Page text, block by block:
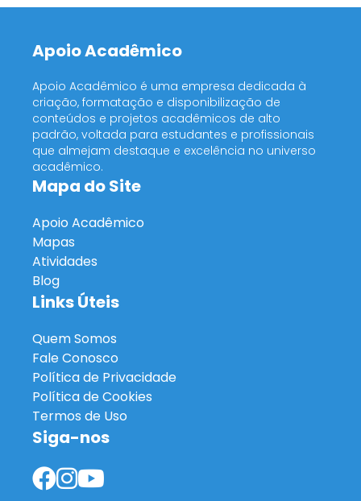
Apoio Acadêmico
Apoio Acadêmico é uma empresa dedicada à
criação, formatação e disponibilização de
conteúdos e projetos acadêmicos de alto
padrão, voltada para estudantes e profissionais
que almejam destaque e excelência no universo
acadêmico.
Mapa do Site
Apoio Acadêmico
Mapas
Atividades
Blog
Links Úteis
Quem Somos
Fale Conosco
Política de Privacidade
Política de Cookies
Termos de Uso
Siga-nos